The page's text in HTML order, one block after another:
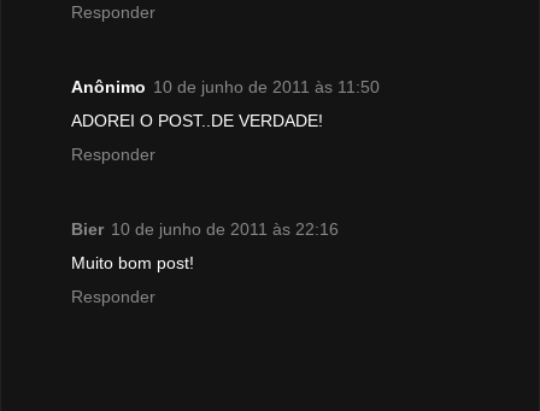
Responder
Anônimo 10 de junho de 2011 às 11:50
ADOREI O POST..DE VERDADE!
Responder
Bier 10 de junho de 2011 às 22:16
Muito bom post!
Responder